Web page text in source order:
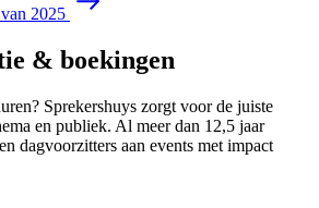
2025
& boekingen
Sprekershuys zorgt voor de juiste
en publiek. Al meer dan 12,5 jaar
dagvoorzitters aan events met impact